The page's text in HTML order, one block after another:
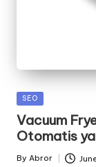
Posted
SEO
Vacuum
Otomatis
Posted
By Abror